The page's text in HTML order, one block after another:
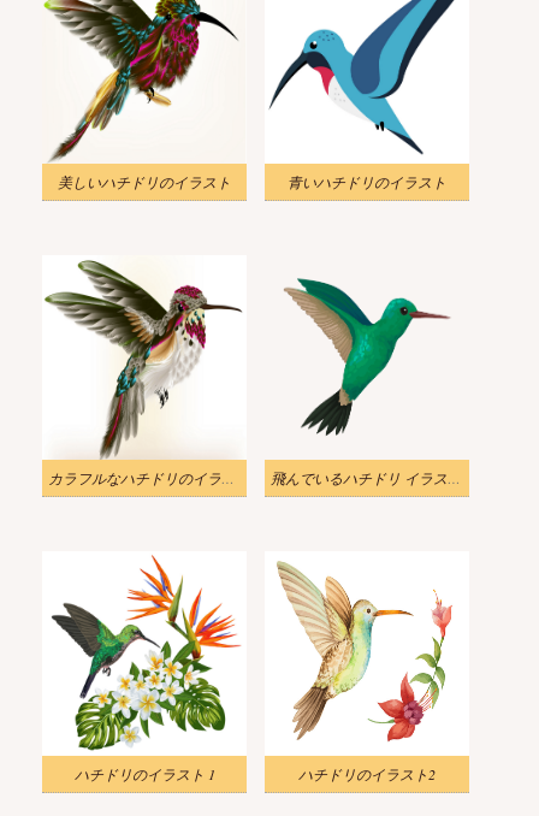
美しいハチドリのイラスト 青いハチドリのイラスト
カラフルなハチドリのイラスト 飛んでいるハチドリ イラスト透明
ハチドリのイラスト 1 ハチドリのイラスト2